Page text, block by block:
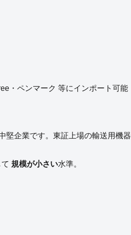
・ペンマーク 等にインポート可能
堅企業です。 東証上場の輸送用機器
規模が小さい水準。